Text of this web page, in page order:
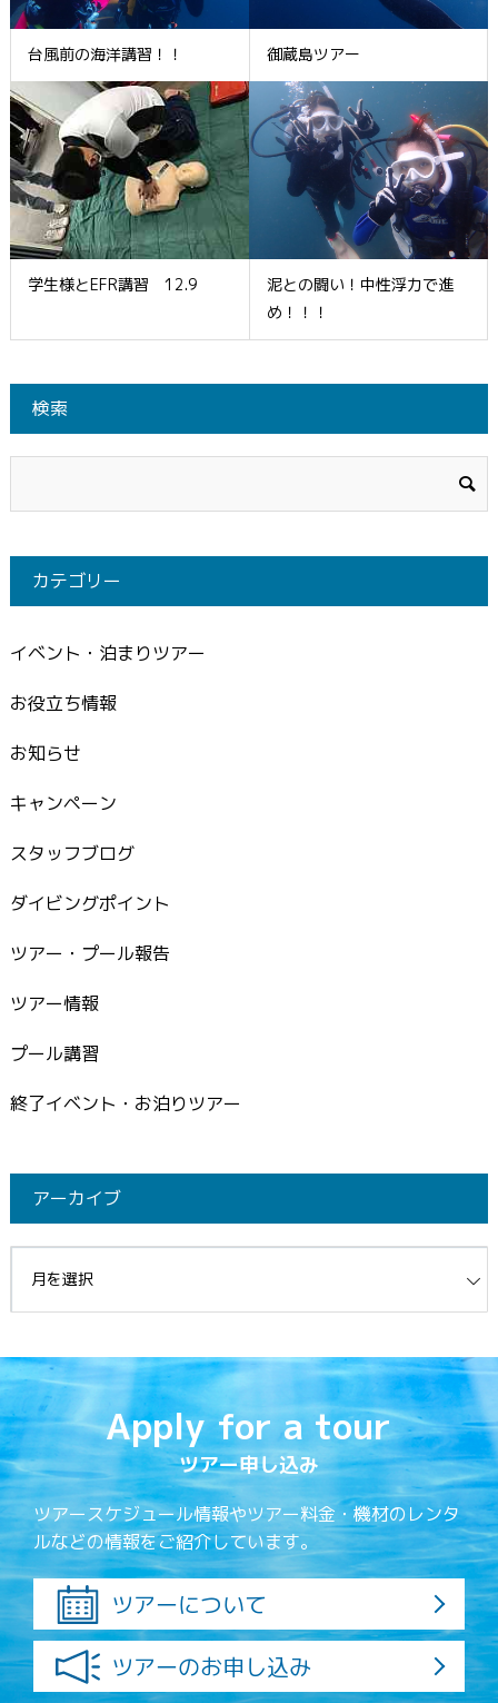
台風前の海洋講習！！ 御蔵島ツアー
学生様とEFR講習 12.9
泥との闘い！中性浮力で進
め！！！
検索
カテゴリー
イベント・泊まりツアー
お役立ち情報
お知らせ
キャンペーン
スタッフブログ
ダイビングポイント
ツアー・プール報告
ツアー情報
プール講習
終了イベント・お泊りツアー
アーカイブ
Apply for a tour
ツアー申し込み
ツアースケジュール情報やツアー料金・機材のレンタ
ルなどの情報をご紹介しています。
ツアーについて
ツアーのお申し込み